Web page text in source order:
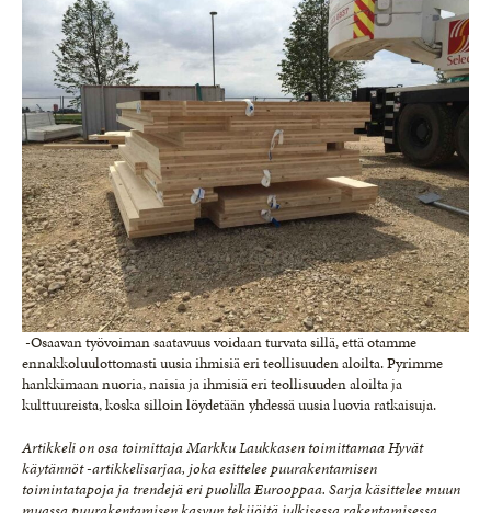
-Osaavan työvoiman saatavuus voidaan turvata sillä, että otamme
ennakkoluulottomasti uusia ihmisiä eri teollisuuden aloilta. Pyrimme
hankkimaan nuoria, naisia ja ihmisiä eri teollisuuden aloilta ja
kulttuureista, koska silloin löydetään yhdessä uusia luovia ratkaisuja.
Artikkeli on osa toimittaja Markku Laukkasen toimittamaa Hyvät
käytännöt -artikkelisarjaa, joka esittelee puurakentamisen
toimintatapoja ja trendejä eri puolilla Eurooppaa. Sarja käsittelee muun